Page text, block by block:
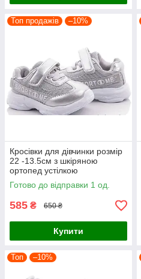
Топ продажів –10%
Кросівки для дівчинки розмір
22 -13.5см з шкіряною
ортопед устілкою
Готово до відправки 1 од.
585 ₴ 650 ₴
Купити
Топ –10%